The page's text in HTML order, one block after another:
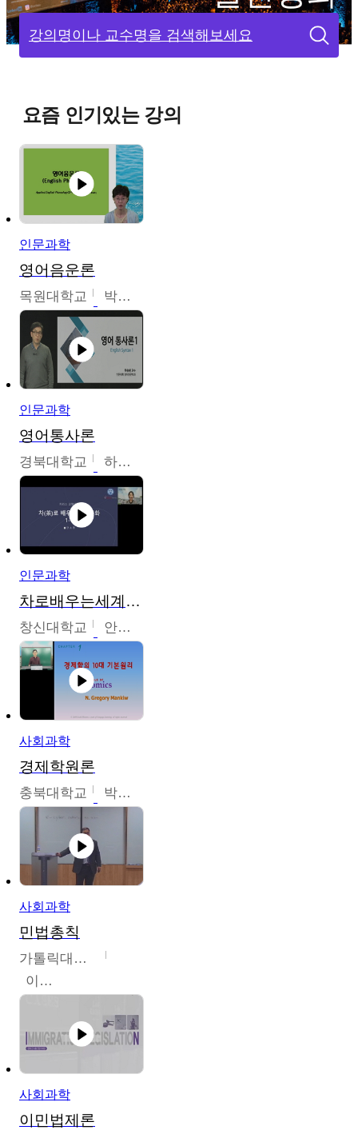
강의명이나 교수명을 검색해보세요
요즘 인기있는 강의
인문과학
영어음운론
목원대학교 박미숙
인문과학
영어통사론
경북대학교 하승완
인문과학
차로배우는세계문화
창신대학교 안소영
사회과학
경제학원론
충북대학교 박철호
사회과학
민법총칙
가톨릭대학교
이홍민
사회과학
이민법제론